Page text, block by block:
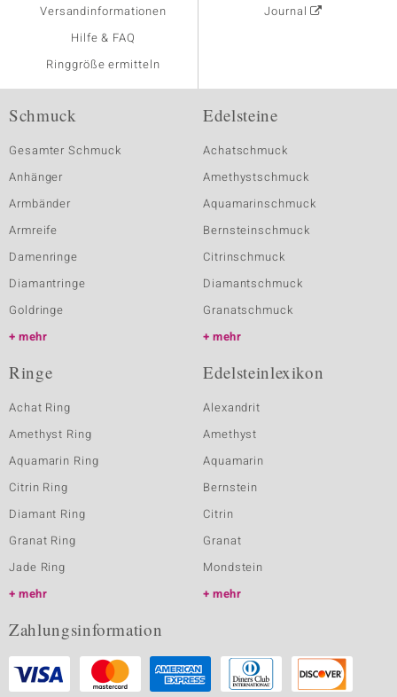
Versandinformationen
Hilfe & FAQ
Ringgröße ermitteln
Journal
Schmuck
Gesamter Schmuck
Anhänger
Armbänder
Armreife
Damenringe
Diamantringe
Goldringe
mehr
Edelsteine
Achatschmuck
Amethystschmuck
Aquamarinschmuck
Bernsteinschmuck
Citrinschmuck
Diamantschmuck
Granatschmuck
mehr
Ringe
Achat Ring
Amethyst Ring
Aquamarin Ring
Citrin Ring
Diamant Ring
Granat Ring
Jade Ring
mehr
Edelsteinlexikon
Alexandrit
Amethyst
Aquamarin
Bernstein
Citrin
Granat
Mondstein
mehr
Zahlungsinformation